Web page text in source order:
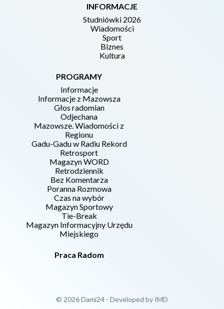
INFORMACJE
Studniówki 2026
Wiadomości
Sport
Biznes
Kultura
PROGRAMY
Informacje
Informacje z Mazowsza
Głos radomian
Odjechana
Mazowsze. Wiadomości z
Regionu
Gadu-Gadu w Radiu Rekord
Retrosport
Magazyn WORD
Retrodziennik
Bez Komentarza
Poranna Rozmowa
Czas na wybór
Magazyn Sportowy
Tie-Break
Magazyn Informacyjny Urzędu
Miejskiego
Praca Radom
© 2026 Dami24 - Developed by IMD